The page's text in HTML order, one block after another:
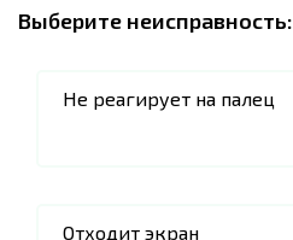
Выберите неисправность:
Не реагирует на палец
Отходит экран